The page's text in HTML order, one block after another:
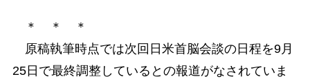
＊ ＊ ＊
原稿執筆時点では次回日米首脳会談の日程を9月
25日で最終調整しているとの報道がなされていま